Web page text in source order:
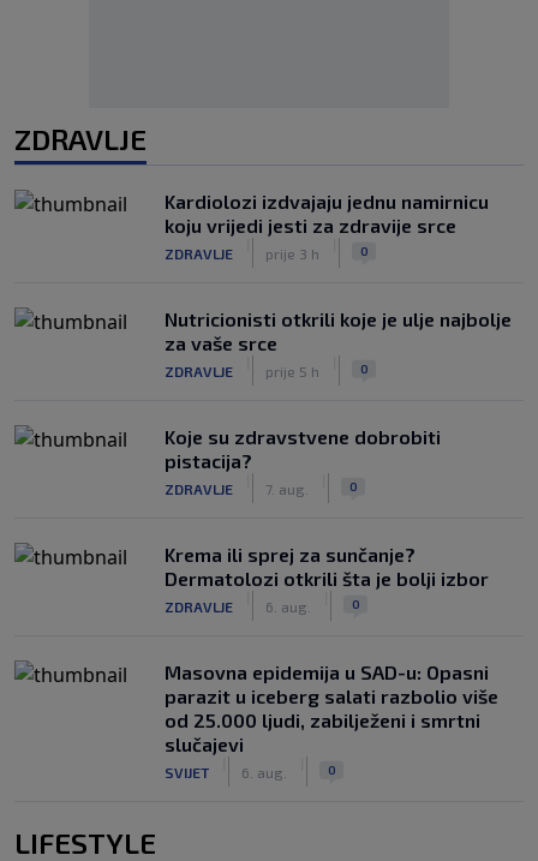
ZDRAVLJE
Kardiolozi izdvajaju jednu namirnicu
koju vrijedi jesti za zdravije srce
ZDRAVLJE prije 3 h 0
Nutricionisti otkrili koje je ulje najbolje
za vaše srce
ZDRAVLJE prije 5 h 0
Koje su zdravstvene dobrobiti
pistacija?
ZDRAVLJE 7. aug. 0
Krema ili sprej za sunčanje?
Dermatolozi otkrili šta je bolji izbor
ZDRAVLJE 6. aug. 0
Masovna epidemija u SAD-u: Opasni
parazit u iceberg salati razbolio više
od 25.000 ljudi, zabilježeni i smrtni
slučajevi
SVIJET 6. aug. 0
LIFESTYLE